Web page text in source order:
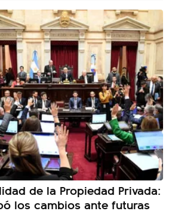
de la Propiedad Privada:
los cambios ante futuras